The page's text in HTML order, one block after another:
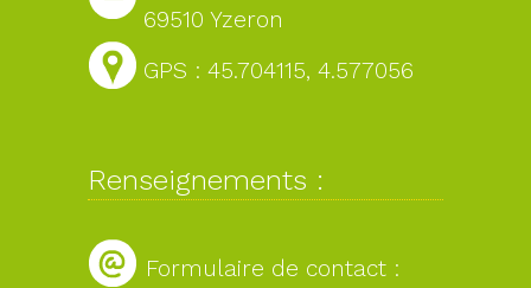
69510 Yzeron
GPS : 45.704115, 4.577056
Renseignements :
Formulaire de contact :